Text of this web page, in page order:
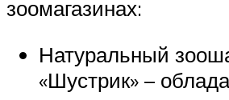
зоомагазинах:
Натуральный
«Шустрик» –